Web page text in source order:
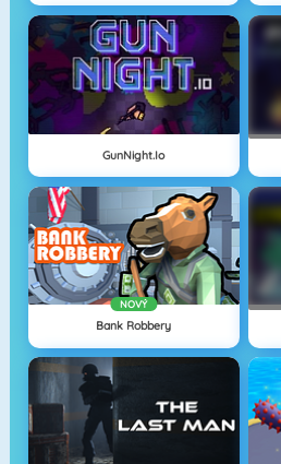
GunNight.io
NOVÝ
Bank Robbery